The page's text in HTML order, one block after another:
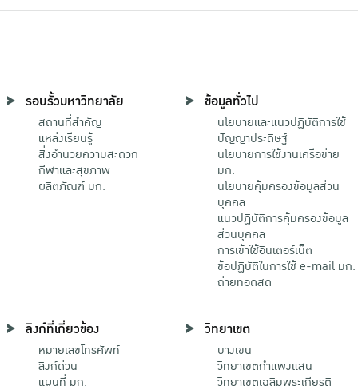
รอบรั้วมหาวิทยาลัย
สถานที่สำคัญ
แหล่งเรียนรู้
สิ่งอำนวยความสะดวก
กีฬาและสุขภาพ
ผลิตภัณฑ์ มก.
ข้อมูลทั่วไป
นโยบายและแนวปฏิบัติการใช้
ปัญญาประดิษฐ์
นโยบายการใช้งานเครือข่าย
มก.
นโยบายคุ้มครองข้อมูลส่วน
บุคคล
แนวปฏิบัติการคุ้มครองข้อมูล
ส่วนบุคคล
การเข้าใช้อินเตอร์เน็ต
ข้อปฏิบัติในการใช้ e-mail มก.
ถ่ายทอดสด
ลิงก์ที่เกี่ยวข้อง
หมายเลขโทรศัพท์
ลิงก์ด่วน
แผนที่ มก.
วิทยาเขต
บางเขน
วิทยาเขตกําแพงแสน
วิทยาเขตเฉลิมพระเกียรติ